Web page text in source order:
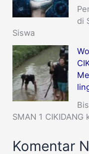
di
Siswa
SMAN 1
Komentar